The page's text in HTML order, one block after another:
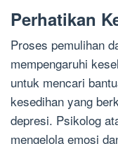
Perhatikan
Proses pemulihan
mempengaruhi
untuk mencari
kesedihan yang
depresi. Psikolog
mengelola emosi